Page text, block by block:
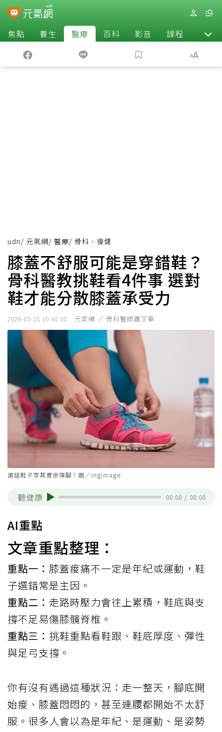
焦點 養生 醫療 百科 影音 課程 退休
udn/ 元氣網/ 醫療/ 骨科．復健
膝蓋不舒服可能是穿錯鞋？
骨科醫教挑鞋看4件事 選對
鞋才能分散膝蓋承受力
2026-05-28 10:40:00 元氣網 ／ 骨科醫師蕭又寧
選錯鞋子穿其實很傷腳！圖／ingimage
聽健康 00:00 / 00:00
AI重點
文章重點整理：
重點一： 膝蓋痠痛不一定是年紀或運動，鞋
子選錯常是主因。
重點二： 走路時壓力會往上累積，鞋底與支
撐不足易傷膝髖脊椎。
重點三： 挑鞋重點看鞋跟、鞋底厚度、彈性
與足弓支撐。
你有沒有遇過這種狀況：走一整天，腳底開
始痠、膝蓋悶悶的，甚至連腰都開始不太舒
服。很多人會以為是年紀、是運動、是姿勢